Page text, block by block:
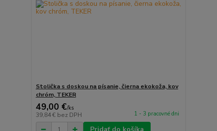
Stolička s doskou na písanie, čierna ekokoža, kov
chróm, TEKER
49,00 €/ks
39,84 € bez DPH 1 - 3 pracovné dni